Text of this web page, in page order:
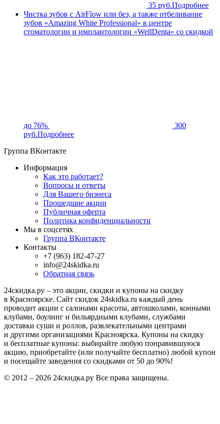
35 руб.Подробнее
Чистка зубов с AirFlow или без, а также отбеливание
зубов «Amazing White Professional» в центре
стоматологии и имплантологии «WellDenta» со скидкой
до 76%
300
руб.Подробнее
Группа ВКонтакте
Информация
Как это работает?
Вопросы и ответы
Для Вашего бизнеса
Прошедшие акции
Публичная оферта
Политика конфиденциальности
Мы в соцсетях
Группа ВКонтакте
Контакты
+7 (963) 182-47-27
info@24skidka.ru
Обратная связь
24скидка.ру – это акции, скидки и купоны на скидку
в Красноярске. Сайт скидок 24skidka.ru каждый день
проводит акции с салонами красоты, автошколами, конными
клубами, боулинг и бильярдными клубами, службами
доставки суши и роллов, развлекательными центрами
и другими организациями Красноярска. Купоны на скидку
и бесплатные купоны: выбирайте любую понравившуюся
акцию, приобретайте (или получайте бесплатно) любой купон
и посещайте заведения со скидками от 50 до 90%!
© 2012 – 2026 24скидка.ру Все права защищены.